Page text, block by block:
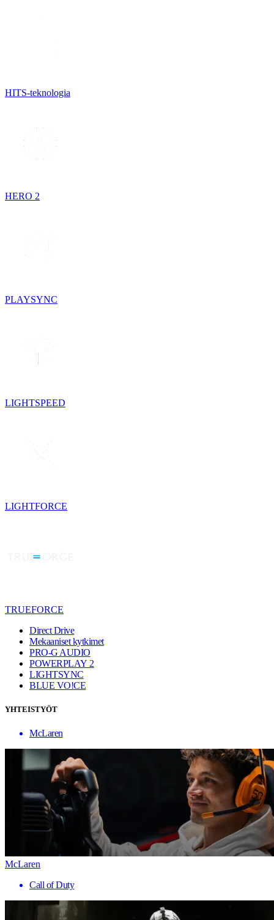
HITS-teknologia
HERO 2
PLAYSYNC
LIGHTSPEED
LIGHTFORCE
TRUEFORCE
Direct Drive
Mekaaniset kytkimet
PRO-G AUDIO
POWERPLAY 2
LIGHTSYNC
BLUE VO!CE
YHTEISTYÖT
McLaren
McLaren
Call of Duty